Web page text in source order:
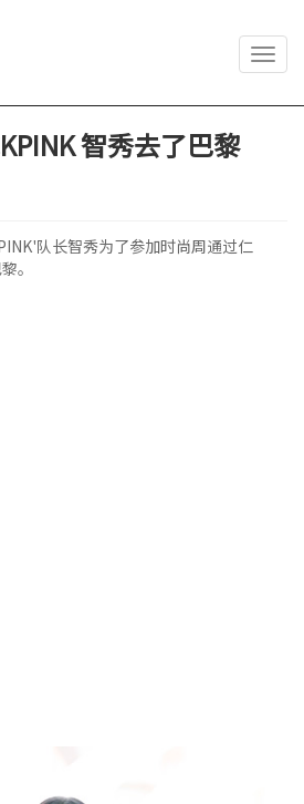
智秀去了巴黎
队长智秀为了参加时尚周通过仁
。